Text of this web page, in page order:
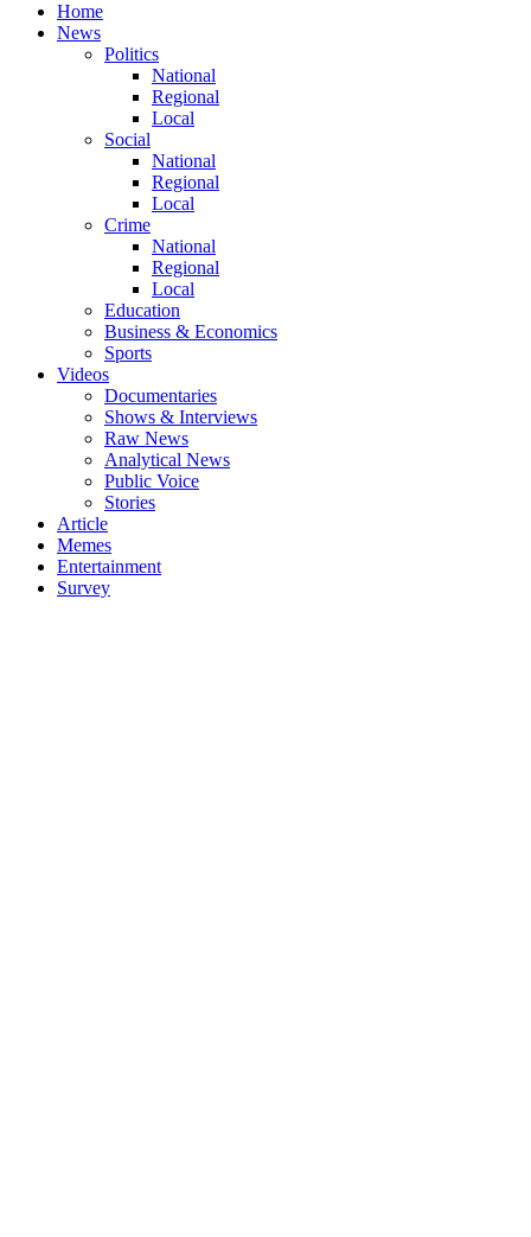
Home
News
Politics
National
Regional
Local
Social
National
Regional
Local
Crime
National
Regional
Local
Education
Business & Economics
Sports
Videos
Documentaries
Shows & Interviews
Raw News
Analytical News
Public Voice
Stories
Article
Memes
Entertainment
Survey